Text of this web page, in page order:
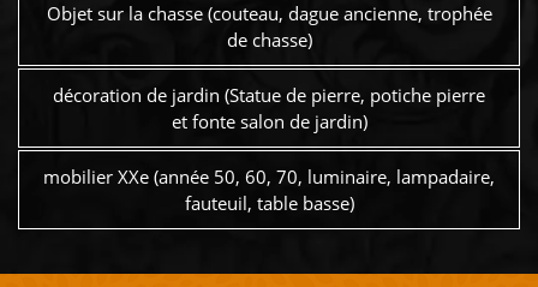
Objet sur la chasse (couteau, dague ancienne, trophée
de chasse)
décoration de jardin (Statue de pierre, potiche pierre
et fonte salon de jardin)
mobilier XXe (année 50, 60, 70, luminaire, lampadaire,
fauteuil, table basse)